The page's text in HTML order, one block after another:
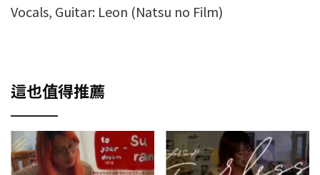
Vocals, Guitar: Leon (Natsu no Film)
這也值得推薦